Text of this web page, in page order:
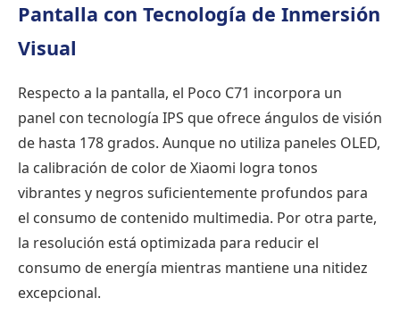
Pantalla con Tecnología de Inmersión
Visual
Respecto a la pantalla, el Poco C71 incorpora un
panel con tecnología IPS que ofrece ángulos de visión
de hasta 178 grados. Aunque no utiliza paneles OLED,
la calibración de color de Xiaomi logra tonos
vibrantes y negros suficientemente profundos para
el consumo de contenido multimedia. Por otra parte,
la resolución está optimizada para reducir el
consumo de energía mientras mantiene una nitidez
excepcional.